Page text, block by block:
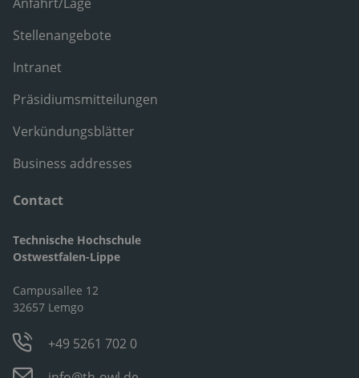
Stellenangebote
Intranet
Präsidiumsmitteilungen
Verkündungsblätter
Business addresses
Contact
Technische Hochschule
Ostwestfalen-Lippe
Campusallee 12
32657 Lemgo
+49 5261 702 0